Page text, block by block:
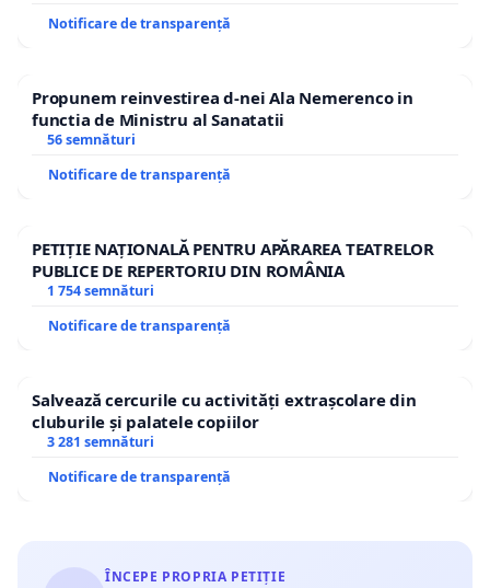
Notificare de transparență
Propunem reinvestirea d-nei Ala Nemerenco in
functia de Ministru al Sanatatii
56 semnături
Notificare de transparență
PETIȚIE NAȚIONALĂ PENTRU APĂRAREA TEATRELOR
PUBLICE DE REPERTORIU DIN ROMÂNIA
1 754 semnături
Notificare de transparență
Salvează cercurile cu activități extrașcolare din
cluburile și palatele copiilor
3 281 semnături
Notificare de transparență
ÎNCEPE PROPRIA PETIȚIE